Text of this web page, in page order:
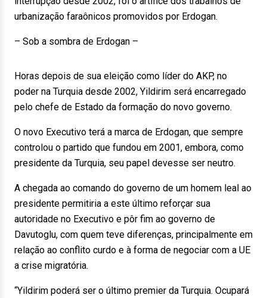
urbanização faraônicos promovidos por Erdogan.
– Sob a sombra de Erdogan –
Horas depois de sua eleição como líder do AKP, no
poder na Turquia desde 2002, Yildirim será encarregado
pelo chefe de Estado da formação do novo governo.
O novo Executivo terá a marca de Erdogan, que sempre
controlou o partido que fundou em 2001, embora, como
presidente da Turquia, seu papel devesse ser neutro.
A chegada ao comando do governo de um homem leal ao
presidente permitiria a este último reforçar sua
autoridade no Executivo e pôr fim ao governo de
Davutoglu, com quem teve diferenças, principalmente em
relação ao conflito curdo e à forma de negociar com a UE
a crise migratória.
“Yildirim poderá ser o último premier da Turquia. Ocupará